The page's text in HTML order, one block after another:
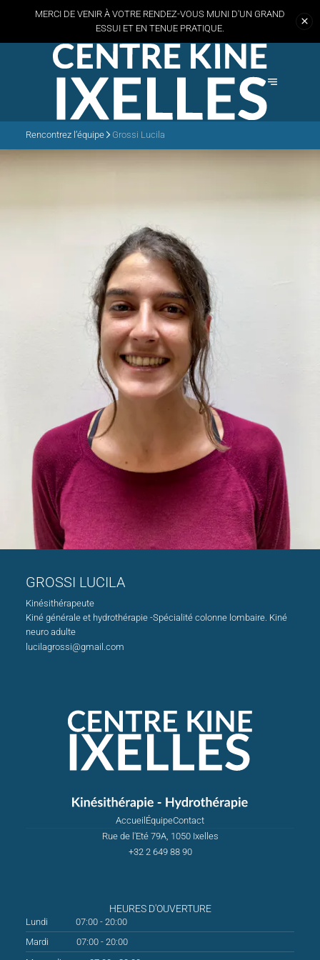
MERCI DE VENIR À VOTRE RENDEZ-VOUS MUNI D'UN GRAND
ESSUI ET EN TENUE PRATIQUE.
Rencontrez l’équipe Grossi Lucila
GROSSI LUCILA
Kinésithérapeute
Kiné générale et hydrothérapie -Spécialité colonne lombaire. Kiné
neuro adulte
lucilagrossi@gmail.com
Accueil ÉquipeContact
Rue de l'Eté 79A, 1050 Ixelles
+32 2 649 88 90
HEURES D'OUVERTURE
Lundi
07:00 - 20:00
Mardi
07:00 - 20:00